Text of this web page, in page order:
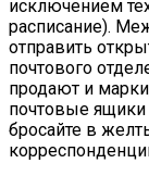
исключением
расписание).
отправить
почтового
продают и
почтовые
бросайте в